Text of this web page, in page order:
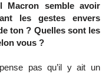
Macron semble avoir
les gestes envers
ton ? Quelles sont les
vous ?
pas qu’il y ait un